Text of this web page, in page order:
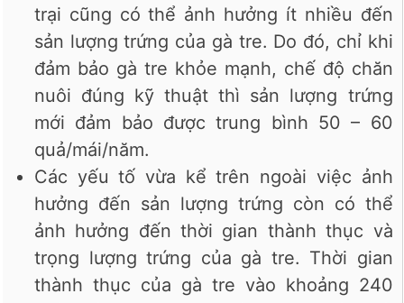
trại cũng có thể ảnh hưởng ít nhiều đến
sản lượng trứng của gà tre. Do đó, chỉ khi
đảm bảo gà tre khỏe mạnh, chế độ chăn
nuôi đúng kỹ thuật thì sản lượng trứng
mới đảm bảo được trung bình 50 – 60
quả/mái/năm.
Các yếu tố vừa kể trên ngoài việc ảnh
hưởng đến sản lượng trứng còn có thể
ảnh hưởng đến thời gian thành thục và
trọng lượng trứng của gà tre. Thời gian
thành thục của gà tre vào khoảng 240